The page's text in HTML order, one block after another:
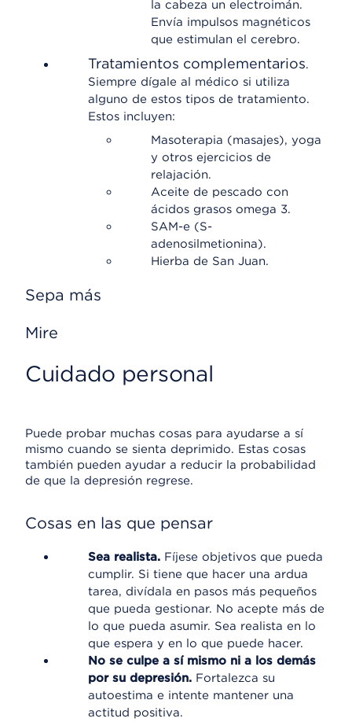
la cabeza un electroimán.
Envía impulsos magnéticos
que estimulan el cerebro.
Tratamientos complementarios.
Siempre dígale al médico si utiliza
alguno de estos tipos de tratamiento.
Estos incluyen:
Masoterapia (masajes), yoga
y otros ejercicios de
relajación.
Aceite de pescado con
ácidos grasos omega 3.
SAM-e (S-
adenosilmetionina).
Hierba de San Juan.
Sepa más
Mire
Cuidado personal
Puede probar muchas cosas para ayudarse a sí
mismo cuando se sienta deprimido. Estas cosas
también pueden ayudar a reducir la probabilidad
de que la depresión regrese.
Cosas en las que pensar
Sea realista. Fíjese objetivos que pueda
cumplir. Si tiene que hacer una ardua
tarea, divídala en pasos más pequeños
que pueda gestionar. No acepte más de
lo que pueda asumir. Sea realista en lo
que espera y en lo que puede hacer.
No se culpe a sí mismo ni a los demás
por su depresión. Fortalezca su
autoestima e intente mantener una
actitud positiva.